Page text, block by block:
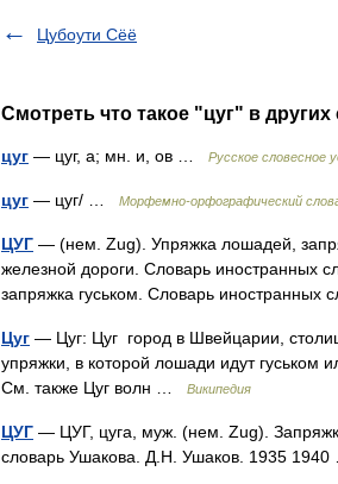
Цубоути Сёё
Смотреть что такое "цуг" в других
цуг — цуг, а; мн. и, ов … Русское словесное
цуг — цуг/ … Морфемно-орфографический
ЦУГ — (нем. Zug). Упряжка лошадей,
железной дороги. Словарь иностранных
запряжка гуськом. Словарь
Цуг — Цуг: Цуг город в Швейцарии,
упряжки, в которой лошади идут гуськом
См. также Цуг волн …
Википедия
ЦУГ — ЦУГ, цуга, муж. (нем. Zug).
словарь Ушакова. Д.Н. Ушаков. 1935